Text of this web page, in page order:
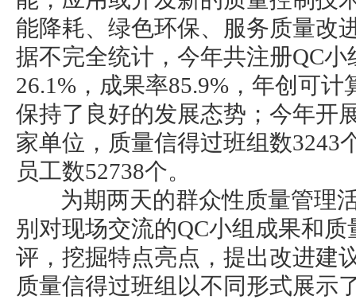
能降耗、绿色环保、服务质量改
据不完全统计，今年共注册QC
26.1%，成果率85.9%，年创可
保持了良好的发展态势；今年开
家单位，质量信得过班组数3243
员工数52738个。
为期两天的群众性质量管理
别对现场交流的QC小组成果和
评，挖掘特点亮点，提出改进建
质量信得过班组以不同形式展示